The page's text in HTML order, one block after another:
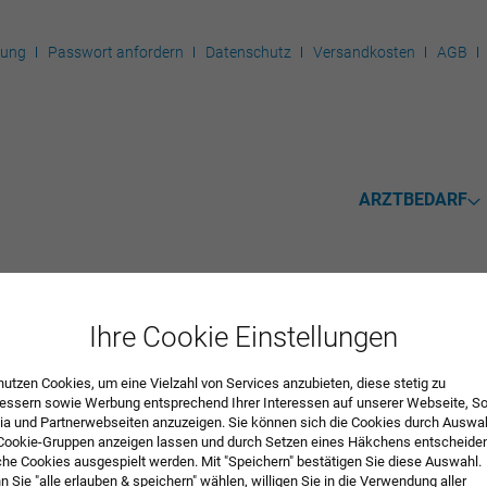
Passwort anfordern Datenschutz Versandkosten AGB
ARZTBEDARF
Ihre Cookie Einstellungen
Cookies, um eine Vielzahl von Services anzubieten, diese stetig zu
sowie Werbung entsprechend Ihrer Interessen auf unserer Webseite,
und Partnerwebseiten anzuzeigen. Sie können sich die Cookies durch
Gruppen anzeigen lassen und durch Setzen eines Häkchens
Cookies ausgespielt werden. Mit "Speichern" bestätigen Sie diese Auswahl.
Sie "alle erlauben & speichern" wählen, willigen Sie in die Verwendung aller